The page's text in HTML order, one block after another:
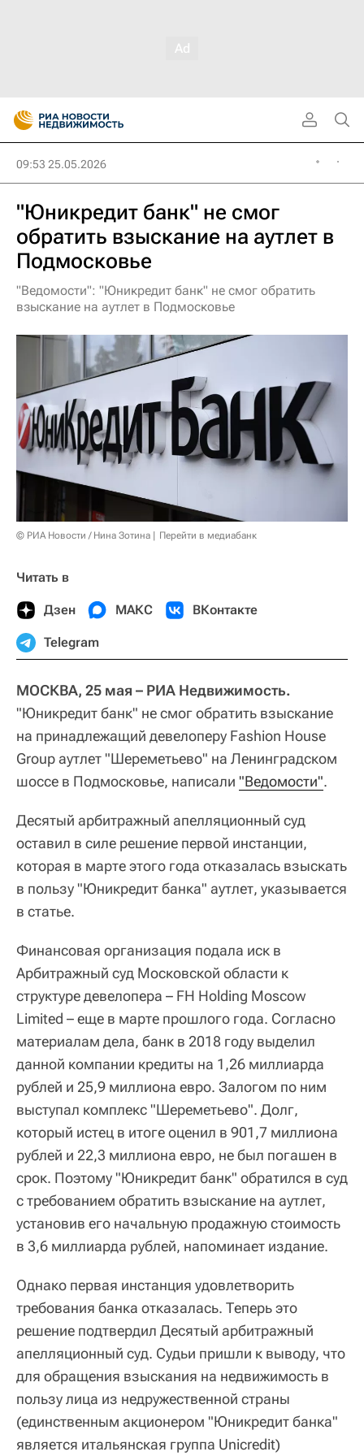
09:53 25.05.2026
"Юникредит банк" не смог
обратить взыскание на аутлет в
Подмосковье
"Ведомости": "Юникредит банк" не смог обратить
взыскание на аутлет в Подмосковье
© РИА Новости / Нина Зотина Перейти в медиабанк
Читать в
Дзен МАКС ВКонтакте
Telegram
МОСКВА, 25 мая – РИА Недвижимость.
"Юникредит банк" не смог обратить взыскание
на принадлежащий девелоперу Fashion House
Group аутлет "Шереметьево" на Ленинградском
шоссе в Подмосковье, написали "Ведомости".
Десятый арбитражный апелляционный суд
оставил в силе решение первой инстанции,
которая в марте этого года отказалась взыскать
в пользу "Юникредит банка" аутлет, указывается
в статье.
Финансовая организация подала иск в
Арбитражный суд Московской области к
структуре девелопера – FH Holding Moscow
Limited – еще в марте прошлого года. Согласно
материалам дела, банк в 2018 году выделил
данной компании кредиты на 1,26 миллиарда
рублей и 25,9 миллиона евро. Залогом по ним
выступал комплекс "Шереметьево". Долг,
который истец в итоге оценил в 901,7 миллиона
рублей и 22,3 миллиона евро, не был погашен в
срок. Поэтому "Юникредит банк" обратился в суд
с требованием обратить взыскание на аутлет,
установив его начальную продажную стоимость
в 3,6 миллиарда рублей, напоминает издание.
Однако первая инстанция удовлетворить
требования банка отказалась. Теперь это
решение подтвердил Десятый арбитражный
апелляционный суд. Судьи пришли к выводу, что
для обращения взыскания на недвижимость в
пользу лица из недружественной страны
(единственным акционером "Юникредит банка"
является итальянская группа Unicredit)